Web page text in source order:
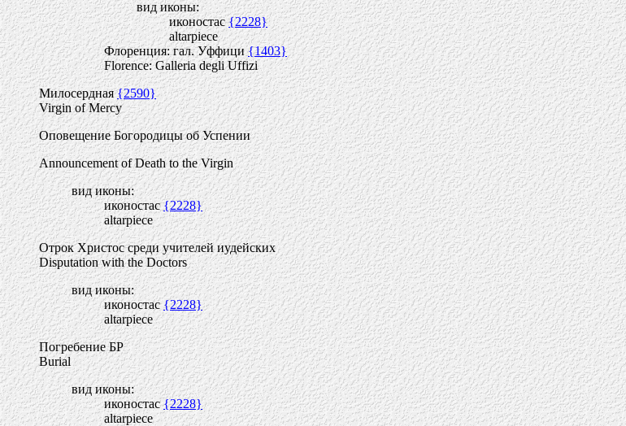
вид иконы:
иконостас{2228}
altarpiece
Флоренция: гал. Уффици{1403}
Florence: Galleria degli Uffizi
Милосердная{2590}
Virgin of Mercy
Оповещение Богородицы об Успении
Announcement of Death to the Virgin
вид иконы:
иконостас{2228}
altarpiece
Отрок Христос среди учителей иудейских
Disputation with the Doctors
вид иконы:
иконостас{2228}
altarpiece
Погребение БР
Burial
вид иконы:
иконостас{2228}
altarpiece